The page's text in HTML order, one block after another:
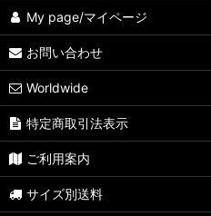
My page/マイページ
お問い合わせ
Worldwide
特定商取引法表示
ご利用案内
サイズ別送料